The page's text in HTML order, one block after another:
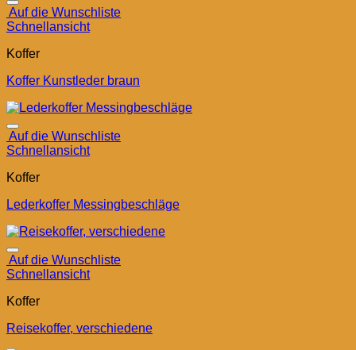
Auf die Wunschliste
Schnellansicht
Koffer
Koffer Kunstleder braun
Auf die Wunschliste
Schnellansicht
Koffer
Lederkoffer Messingbeschläge
Auf die Wunschliste
Schnellansicht
Koffer
Reisekoffer, verschiedene